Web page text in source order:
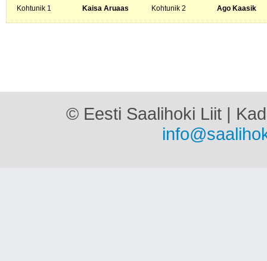
Kohtunik 1
Kaisa Aruaas Kohtunik 2 Ago Kaasik
© Eesti Saalihoki Liit |